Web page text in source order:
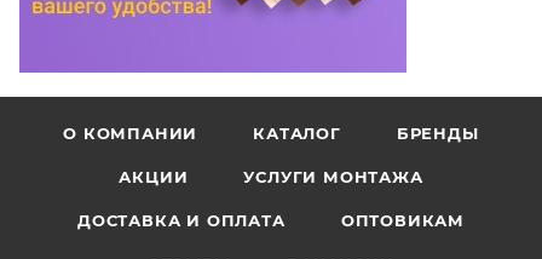
О КОМПАНИИ КАТАЛОГ БРЕНДЫ
АКЦИИ УСЛУГИ МОНТАЖА
ДОСТАВКА И ОПЛАТА ОПТОВИКАМ